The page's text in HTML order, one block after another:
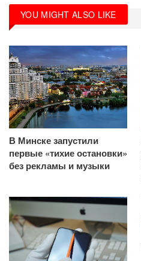
YOU MIGHT ALSO LIKE
В Минске запустили
первые «тихие остановки»
без рекламы и музыки